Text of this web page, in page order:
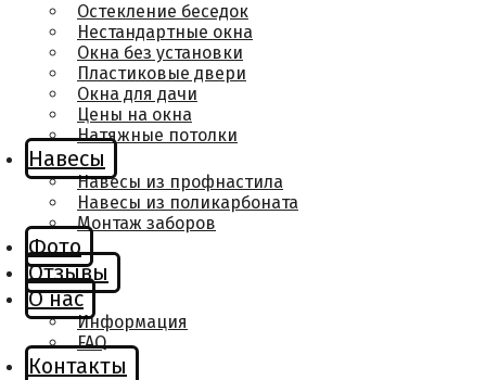
Остекление беседок
Нестандартные окна
Окна без установки
Пластиковые двери
Окна для дачи
Цены на окна
Натяжные потолки
Навесы
Навесы из профнастила
Навесы из поликарбоната
Монтаж заборов
Фото
Отзывы
О нас
Информация
FAQ
Контакты